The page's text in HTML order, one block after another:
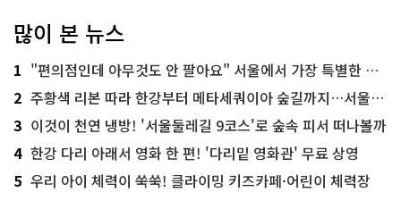
많이 본 뉴스
1 "편의점인데 아무것도 안 팔아요" 서울에서 가장 특별한 편의점의 정체
2 주황색 리본 따라 한강부터 메타세쿼이아 숲길까지…서울둘레길 15코스
3 이것이 천연 냉방! '서울둘레길 9코스'로 숲속 피서 떠나볼까
4 한강 다리 아래서 영화 한 편! '다리밑 영화관' 무료 상영
5 우리 아이 체력이 쑥쑥! 클라이밍 키즈카페·어린이 체력장